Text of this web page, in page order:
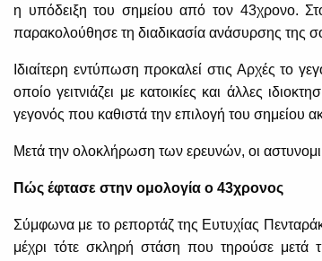
η υπόδειξη του σημείου από τον 43χρονο.
παρακολούθησε τη διαδικασία ανάσυρσης της
Ιδιαίτερη εντύπωση προκαλεί στις Αρχές το
οποίο γειτνιάζει με κατοικίες και άλλες
γεγονός που καθιστά την επιλογή του σημείου
Μετά την ολοκλήρωση των ερευνών, οι
Πώς έφτασε στην ομολογία ο 43χρονος
Σύμφωνα με το ρεπορτάζ της Ευτυχίας
μέχρι τότε σκληρή στάση που τηρούσε μετά